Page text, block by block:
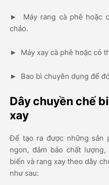
► Máy rang cà phê hoặc
chảo.
► Máy xay cà phê hoặc có
► Bao bì chuyên dụng để
Dây chuyền chế
xay
Để tạo ra được những sản
ngon, đảm bảo chất
biến và rang xay theo dây
như sau: